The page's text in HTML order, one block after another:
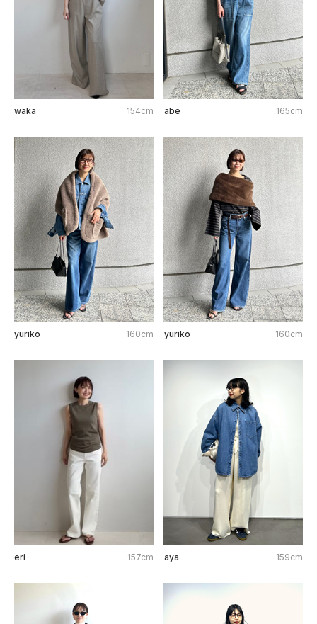
waka 154cm abe 165cm
yuriko 160cm yuriko 160cm
eri 157cm aya 159cm